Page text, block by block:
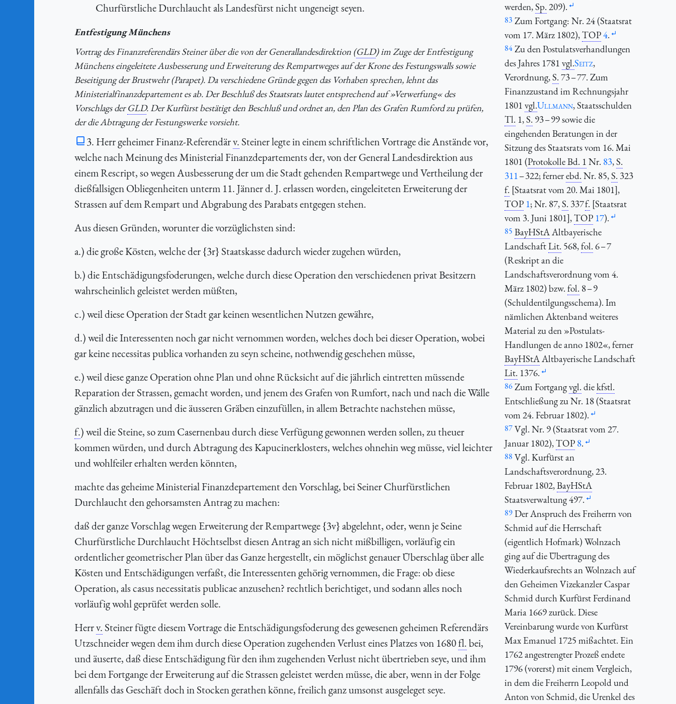
Churfürstliche Durchlaucht als Landesfürst nicht ungeneigt seyen.
Entfestigung Münchens
Vortrag des Finanzreferendärs Steiner über die von der Generallandesdirektion (GLD) im Zuge der Entfestigung
Münchens eingeleitete Ausbesserung und Erweiterung des Rempartweges auf der Krone des Festungswalls sowie
Beseitigung der Brustwehr (Parapet). Da verschiedene Gründe gegen das Vorhaben sprechen, lehnt das
Ministerialfinanzdepartement es ab. Der Beschluß des Staatsrats lautet entsprechend auf »Verwerfung« des
Vorschlags derGLD. Der Kurfürst bestätigt den Beschluß und ordnet an, den Plan des Grafen Rumford zu prüfen,
der die Abtragung der Festungswerke vorsieht.
3. Herr geheimer Finanz-Referendärv.Steiner legte in einem schriftlichen Vortrage die Anstände vor,
welche nach Meinung des Ministerial Finanzdepartements der, von der General Landesdirektion aus
einem Rescript, so wegen Ausbesserung der um die Stadt gehenden Rempartwege und Vertheilung der
dießfallsigen Obliegenheiten unterm 11. Jänner d. J. erlassen worden, eingeleiteten Erweiterung der
Strassen auf dem Rempart und Abgrabung des Parabats entgegen stehen.
Aus diesen Gründen, worunter die vorzüglichsten sind:
a.) die große Kösten, welche der {3r} Staatskasse dadurch wieder zugehen würden,
b.) die Entschädigungsfoderungen, welche durch diese Operation den verschiedenen privat Besitzern
wahrscheinlich geleistet werden müßten,
c.) weil diese Operation der Stadt gar keinen wesentlichen Nutzen gewähre,
d.) weil die Interessenten noch gar nicht vernommen worden, welches doch bei dieser Operation, wobei
gar keine necessitas publica vorhanden zu seyn scheine, nothwendig geschehen müsse,
e.) weil diese ganze Operation ohne Plan und ohne Rücksicht auf die jährlich eintretten müssende
Reparation der Strassen, gemacht worden, und jenem des Grafen von Rumfort, nach und nach die Wälle
gänzlich abzutragen und die äusseren Gräben einzufüllen, in allem Betrachte nachstehen müsse,
f.) weil die Steine, so zum Casernenbau durch diese Verfügung gewonnen werden sollen, zu theuer
kommen würden, und durch Abtragung des Kapucinerklosters, welches ohnehin weg müsse, viel leichter
und wohlfeiler erhalten werden könnten,
machte das geheime Ministerial Finanzdepartement den Vorschlag, bei Seiner Churfürstlichen
Durchlaucht den gehorsamsten Antrag zu machen:
daß der ganze Vorschlag wegen Erweiterung der Rempartwege {3v} abgelehnt, oder, wenn je Seine
Churfürstliche Durchlaucht Höchtselbst diesen Antrag an sich nicht mißbilligen, vorläufig ein
ordentlicher geometrischer Plan über das Ganze hergestellt, ein möglichst genauer Überschlag über alle
Kösten und Entschädigungen verfaßt, die Interessenten gehörig vernommen, die Frage: ob diese
Operation, als casus necessitatis publicae anzusehen? rechtlich berichtiget, und sodann alles noch
vorläufig wohl geprüfet werden solle.
Herrv.Steiner fügte diesem Vortrage die Entschädigungsfoderung des gewesenen geheimen Referendärs
Utzschneider wegen dem ihm durch diese Operation zugehenden Verlust eines Platzes von 1680fl.bei,
und äuserte, daß diese Entschädigung für den ihm zugehenden Verlust nicht übertrieben seye, und ihm
bei dem Fortgange der Erweiterung auf die Strassen geleistet werden müsse, die aber, wenn in der Folge
allenfalls das Geschäft doch in Stocken gerathen könne, freilich ganz umsonst ausgeleget seye.
werden,Sp.209).
83 Zum Fortgang: Nr. 24 (Staatsrat
vom 17. März 1802),TOP4.
84Zu den Postulatsverhandlungen
des Jahres 1781 vgl.Seitz,
Verordnung,S.73 – 77. Zum
Finanzzustand im Rechnungsjahr
1801 vgl.Ullmann, Staatsschulden
Tl. 1,S. 93 – 99 sowie die
eingehenden Beratungen in der
Sitzung des Staatsrats vom 16. Mai
1801 (Protokolle Bd. 1 Nr. 83,S.
311– 322; fernerebd.Nr. 85,S. 323
f. [Staatsrat vom 20. Mai 1801],
TOP 1; Nr. 87,S. 337f. [Staatsrat
vom 3. Juni 1801],TOP 17).
85 BayHStAAltbayerische
LandschaftLit. 568,fol. 6 – 7
(Reskript an die
Landschaftsverordnung vom 4.
März 1802) bzw.fol. 8 – 9
(Schuldentilgungsschema). Im
nämlichen Aktenband weiteres
Material zu den »Postulats-
Handlungen de anno 1802«, ferner
BayHStAAltbayerische Landschaft
Lit. 1376.
86Zum Fortgangvgl.diekfstl.
Entschließung zu Nr. 18 (Staatsrat
vom 24. Februar 1802).
87Vgl. Nr. 9 (Staatsrat vom 27.
Januar 1802),TOP 8.
88 Vgl. Kurfürst an
Landschaftsverordnung, 23.
Februar 1802,BayHStA
Staatsverwaltung 497.
89Der Anspruch des Freiherrn von
Schmid auf die Herrschaft
(eigentlich Hofmark) Wolnzach
ging auf die Übertragung des
Wiederkaufsrechts an Wolnzach auf
den Geheimen Vizekanzler Caspar
Schmid durch Kurfürst Ferdinand
Maria 1669 zurück. Diese
Vereinbarung wurde von Kurfürst
Max Emanuel 1725 mißachtet. Ein
1762 angestrengter Prozeß endete
1796 (vorerst) mit einem Vergleich,
in dem die Freiherrn Leopold und
Anton von Schmid, die Urenkel des